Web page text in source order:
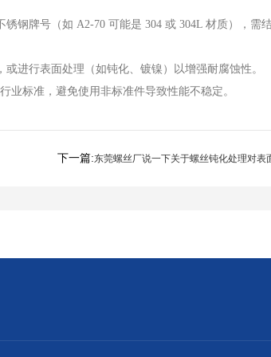
钢牌号（如 A2-70 可能是 304 或 304L 材质），需
进行表面处理（如钝化、镀镍）以增强耐腐蚀性。
业标准，避免使用非标准件导致性能不稳定。
下一篇:东莞螺丝厂说一下关于螺丝钝化处理对表